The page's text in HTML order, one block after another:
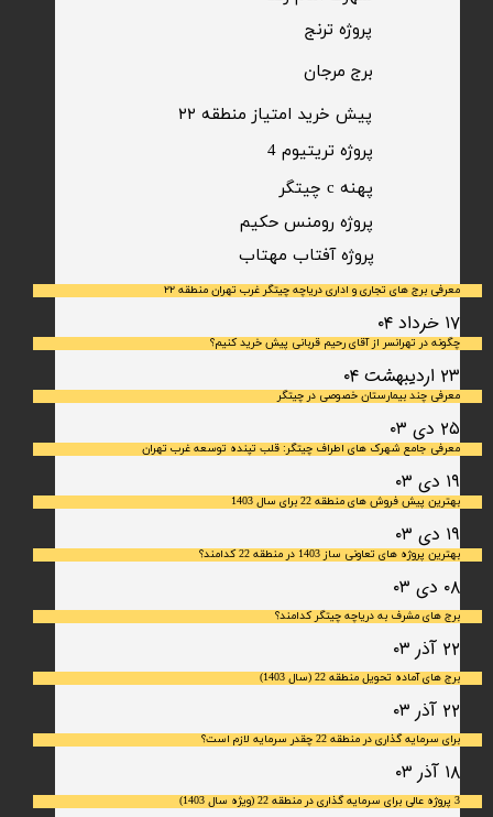
​پروژه ترنج
برج مرجان
معرفی برج های تجاری و اداری دریاچه چیتگر غرب تهران منطقه ۲۲
۱۷ خرداد ۰۴
چگونه در تهرانسر از آقای رحیم قربانی پیش خرید کنیم؟
۲۳ اردیبهشت ۰۴
معرفی چند بیمارستان خصوصی در چیتگر
۲۵ دی ۰۳
معرفی جامع شهرک‌ های اطراف چیتگر: قلب تپنده توسعه غرب تهران
۱۹ دی ۰۳
بهترین پیش فروش های منطقه 22 برای سال 1403
۱۹ دی ۰۳
بهترین پروژه های تعاونی ساز 1403 در منطقه 22 کدامند؟
۰۸ دی ۰۳
برج های مشرف به دریاچه چیتگر کدامند؟
۲۲ آذر ۰۳
برج های آماده تحویل منطقه 22 (سال 1403)
۲۲ آذر ۰۳
برای سرمایه‌ گذاری در منطقه 22 چقدر سرمایه لازم است؟
۱۸ آذر ۰۳
3 پروژه عالی برای سرمایه گذاری در منطقه 22 (ویژه سال 1403)
پیش خرید امتیاز منطقه ۲۲​​​​​​​
​پروژه آفتاب مهتاب
پروژه رومنس حکیم
پهنه c چیتگر
پروژه تریتیوم 4